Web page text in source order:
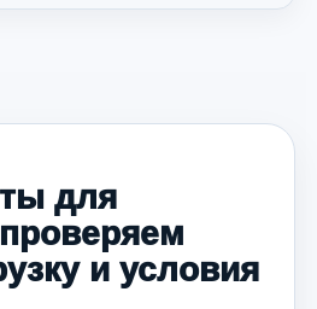
для
и условия